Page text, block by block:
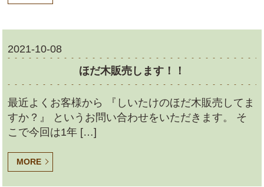
2021-10-08
ほだ木販売します！！
最近よくお客様から 『しいたけのほだ木販売してま
すか？』 というお問い合わせをいただきます。 そ
こで今回は1年 […]
MORE